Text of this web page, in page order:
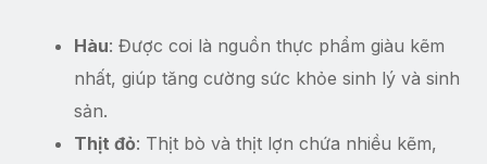
Hàu: Được coi là nguồn thực phẩm giàu kẽm
nhất, giúp tăng cường sức khỏe sinh lý và sinh
sản.
Thịt đỏ: Thịt bò và thịt lợn chứa nhiều kẽm,